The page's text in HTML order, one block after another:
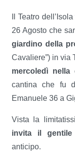
Il Teatro
26 Agosto che
giardino della
Cavaliere”) in via
mercoledì nella
cantina che fu
Emanuele 36 a
Vista la
invita il
anticipo.